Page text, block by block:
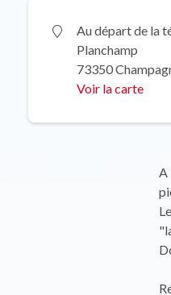
Au départ de la
Planchamp
73350
Voir la carte
A